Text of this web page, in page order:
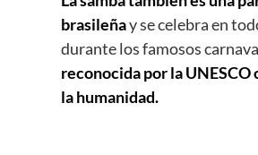
brasileñay se celebra en
durante los famosos
reconocida por la
la humanidad.